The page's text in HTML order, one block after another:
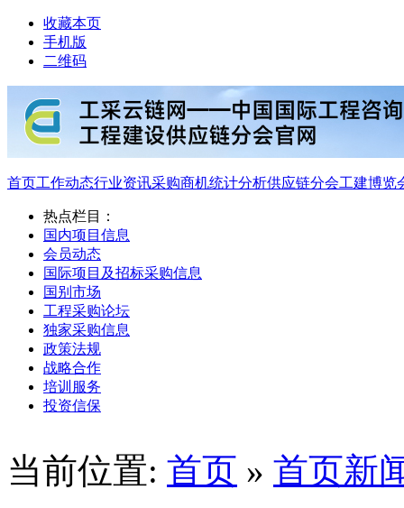
收藏本页
手机版
二维码
首页工作动态行业资讯采购商机统计分析供应链分会工建博览
热点栏目：
国内项目信息
会员动态
国际项目及招标采购信息
国别市场
工程采购论坛
独家采购信息
政策法规
战略合作
培训服务
投资信保
当前位置: 首页 » 首页新